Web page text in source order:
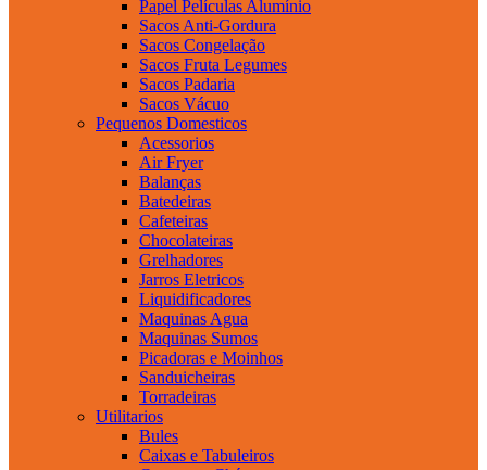
Papel Películas Alumínio
Sacos Anti-Gordura
Sacos Congelação
Sacos Fruta Legumes
Sacos Padaria
Sacos Vácuo
Pequenos Domesticos
Acessorios
Air Fryer
Balanças
Batedeiras
Cafeteiras
Chocolateiras
Grelhadores
Jarros Eletricos
Liquidificadores
Maquinas Agua
Maquinas Sumos
Picadoras e Moinhos
Sanduicheiras
Torradeiras
Utilitarios
Bules
Caixas e Tabuleiros